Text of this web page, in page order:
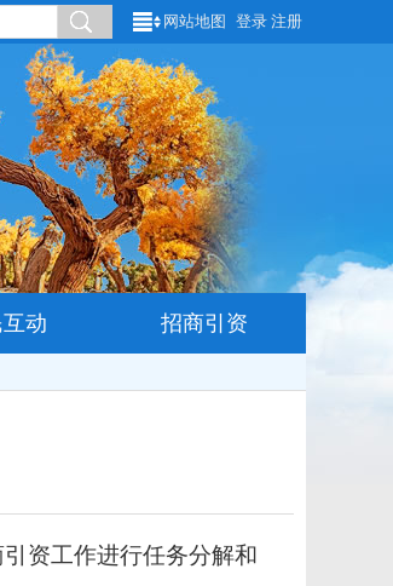
网站地图 登录 注册
动 招商引资
资工作进行任务分解和